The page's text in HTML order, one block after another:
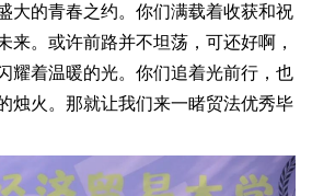
大的青春之约。你们满载着收获和祝
来。或许前路并不坦荡，可还好啊，
耀着温暖的光。你们追着光前行，也
烛火。那就让我们来一睹贸法优秀毕